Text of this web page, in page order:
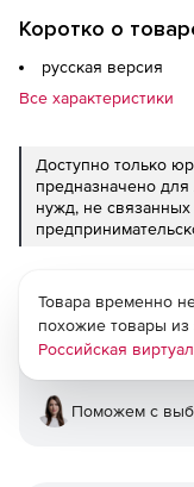
Коротко о
русская версия
Все характеристики
Доступно только
предназначено
нужд, не
Товара временно
похожие товары из
Российская
Поможем с